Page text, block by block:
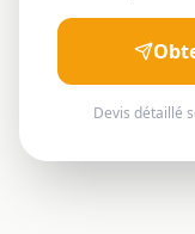
Devis détaillé